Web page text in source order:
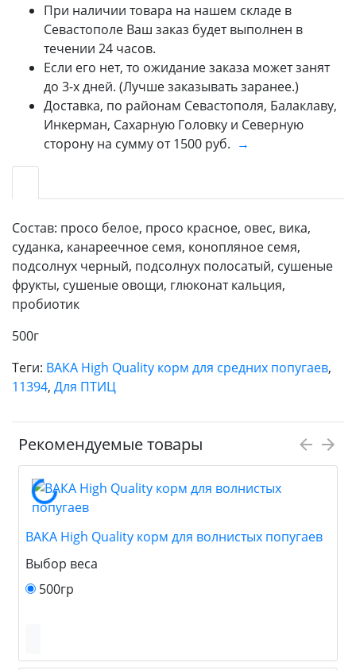
При наличии товара на нашем складе в
Севастополе Ваш заказ будет выполнен в
течении 24 часов.
Если его нет, то ожидание заказа может занят
до 3-х дней. (Лучше заказывать заранее.)
Доставка, по районам Севастополя, Балаклаву,
Инкерман, Сахарную Головку и Северную
сторону на сумму от 1500 руб. →
Состав: просо белое, просо красное, овес, вика,
суданка, канареечное семя, конопляное семя,
подсолнух черный, подсолнух полосатый, сушеные
фрукты, сушеные овощи, глюконат кальция,
пробиотик
500г
Теги: ВАКА High Quality корм для средних попугаев,
11394, Для ПТИЦ
Рекомендуемые товары
ВАКА High Quality корм для волнистых попугаев
Выбор веса
500гр